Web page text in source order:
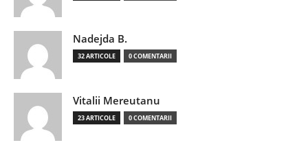
Nadejda B.
32 ARTICOLE 0 COMENTARII
Vitalii Mereutanu
23 ARTICOLE 0 COMENTARII